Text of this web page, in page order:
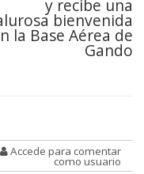
y recibe una
bienvenida
la Base Aérea de
Gando
Accede para comentar
como usuario